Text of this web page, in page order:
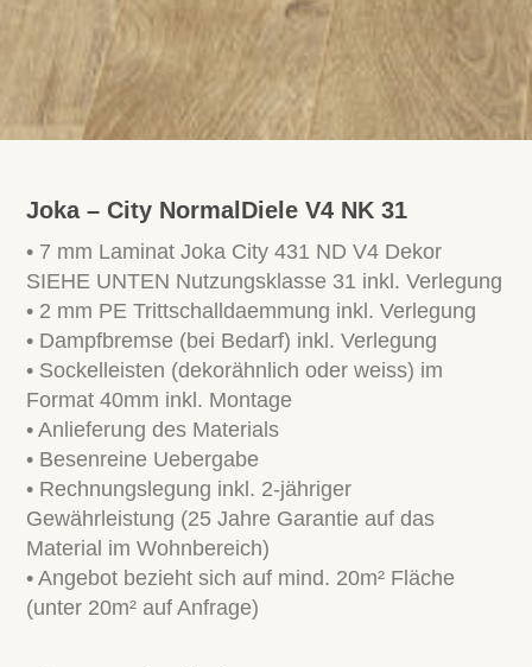
Joka – City NormalDiele V4 NK 31
• 7 mm Laminat Joka City 431 ND V4 Dekor
SIEHE UNTEN Nutzungsklasse 31 inkl. Verlegung
• 2 mm PE Trittschalldaemmung inkl. Verlegung
• Dampfbremse (bei Bedarf) inkl. Verlegung
• Sockelleisten (dekorähnlich oder weiss) im
Format 40mm inkl. Montage
• Anlieferung des Materials
• Besenreine Uebergabe
• Rechnungslegung inkl. 2-jähriger
Gewährleistung (25 Jahre Garantie auf das
Material im Wohnbereich)
• Angebot bezieht sich auf mind. 20m² Fläche
(unter 20m² auf Anfrage)